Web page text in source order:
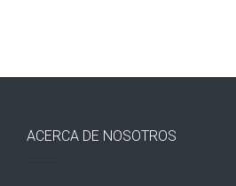
ACERCA DE NOSOTROS